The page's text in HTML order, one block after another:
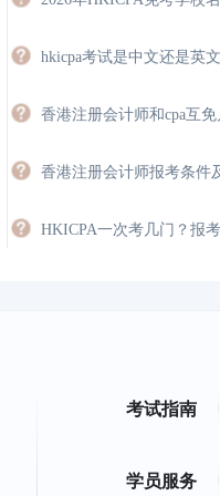
香港注册会计师和cpa互
HKICPA一次考几门？报
考试指南
学员服务